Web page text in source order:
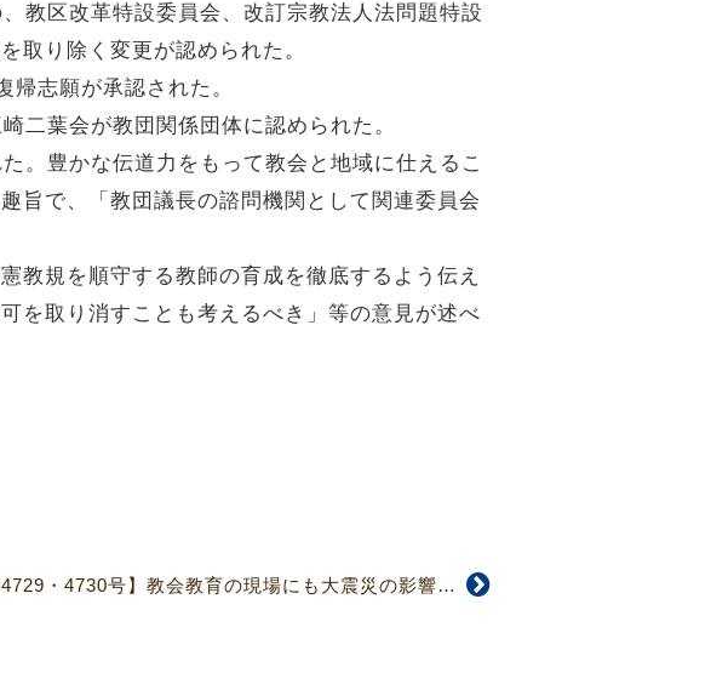
教区改革特設委員会、改訂宗教法人法問題特設
取り除く変更が認められた。
志願が承認された。
二葉会が教団関係団体に認められた。
。豊かな伝道力をもって教会と地域に仕えるこ
旨で、「教団議長の諮問機関として関連委員会
教規を順守する教師の育成を徹底するよう伝え
を取り消すことも考えるべき」等の意見が述べ
【4729・4730号】教会教育の現場にも大震災の影響大 第3回教育委員会